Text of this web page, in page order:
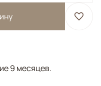
9 месяцев.